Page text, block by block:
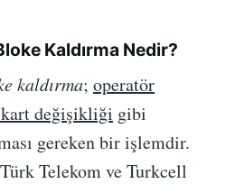
Kaldırma Nedir?
kaldırma; operatör
değişikliği gibi
gereken bir işlemdir.
Telekom ve Turkcell